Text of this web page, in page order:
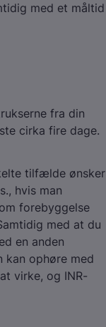
med et måltid
fra din
cirka fire dage.
tilfælde ønsker
hvis man
forebyggelse
med at du
en anden
kan ophøre med
virke, og INR-